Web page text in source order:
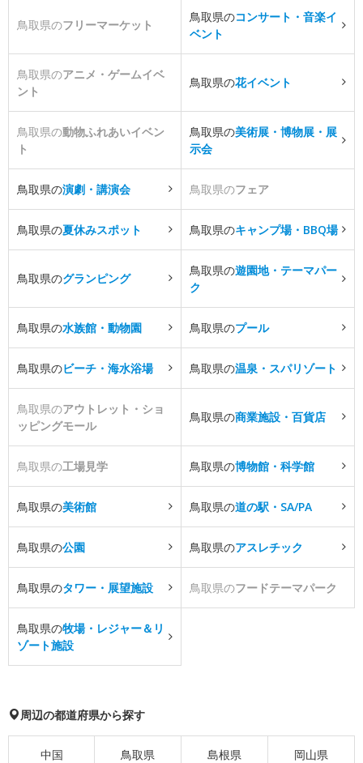
鳥取県のフリーマーケット
鳥取県のコンサート・音楽イ
ベント
鳥取県のアニメ・ゲームイベ
ント
鳥取県の花イベント
鳥取県の動物ふれあいイベン
ト
鳥取県の美術展・博物展・展
示会
鳥取県の演劇・講演会 鳥取県のフェア
鳥取県の夏休みスポット 鳥取県のキャンプ場・BBQ場
鳥取県のグランピング
鳥取県の遊園地・テーマパー
ク
鳥取県の水族館・動物園 鳥取県のプール
鳥取県のビーチ・海水浴場 鳥取県の温泉・スパリゾート
鳥取県のアウトレット・ショ
ッピングモール
鳥取県の商業施設・百貨店
鳥取県の工場見学 鳥取県の博物館・科学館
鳥取県の美術館 鳥取県の道の駅・SA/PA
鳥取県の公園 鳥取県のアスレチック
鳥取県のタワー・展望施設 鳥取県のフードテーマパーク
鳥取県の牧場・レジャー＆リ
ゾート施設
周辺の都道府県から探す
中国 鳥取県 島根県 岡山県